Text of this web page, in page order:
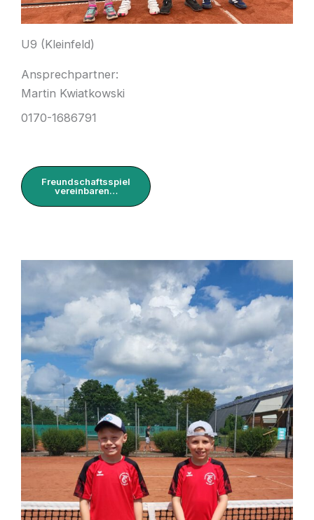
U9 (Kleinfeld)
Ansprechpartner:
Martin Kwiatkowski
0170-1686791
Freundschaftsspiel
vereinbaren…